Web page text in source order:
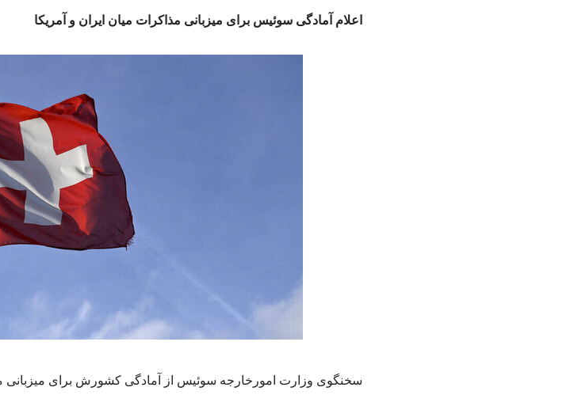
اعلام آمادگی سوئیس برای میزبانی مذاکرات میان ایران و آمریکا
سخنگوی وزارت امورخارجه سوئیس از آمادگی کشورش برای میزبانی